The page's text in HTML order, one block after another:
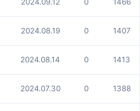
2024.08.19 0 1407
2024.08.14 0 1413
2024.07.30 0 1388